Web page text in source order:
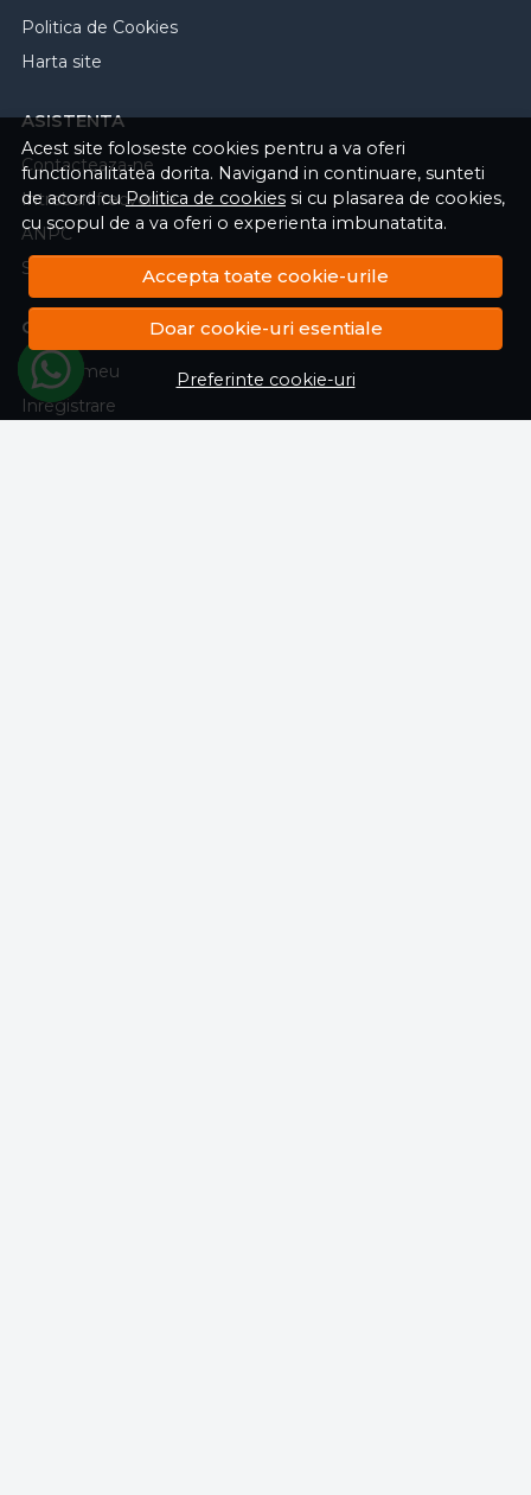
Acest site foloseste cookies pentru a va oferi
functionalitatea dorita. Navigand in continuare, sunteti
de acord cuPolitica de cookies si cu plasarea de cookies,
cu scopul de a va oferi o experienta imbunatatita.
Accepta toate cookie-urile
Doar cookie-uri esentiale
Preferinte cookie-uri
Politica de Cookies
Harta site
ASISTENTA
Contacteaza-ne
Intrebari frecvente
ANPC
Solutionarea litigiilor
CONT CLIENT
Contul meu
Inregistrare